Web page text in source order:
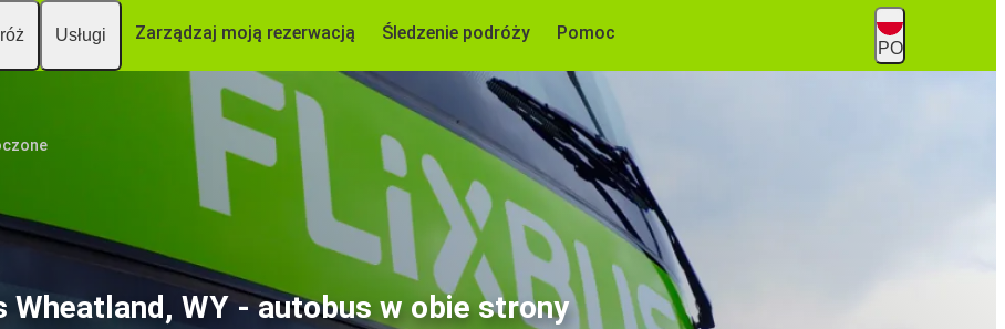
Usługi Zarządzaj moją rezerwacją Śledzenie podróży Pomoc
PO
Wheatland, WY - autobus w obie strony